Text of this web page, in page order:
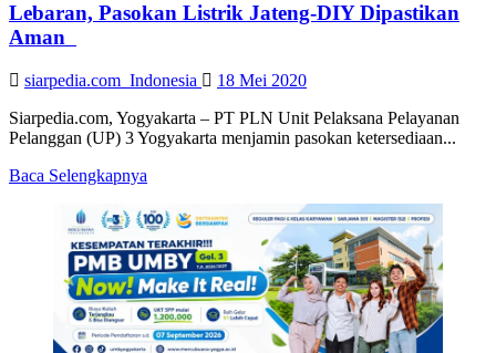
Lebaran, Pasokan Listrik Jateng-DIY Dipastikan
Aman
siarpedia.com_Indonesia
18 Mei 2020
Siarpedia.com, Yogyakarta – PT PLN Unit Pelaksana Pelayanan
Pelanggan (UP) 3 Yogyakarta menjamin pasokan ketersediaan...
Baca Selengkapnya
about
Lebaran,
Pasokan
Listrik
Jateng-
DIY
Dipastikan